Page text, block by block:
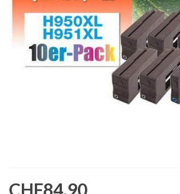
CHF84.90